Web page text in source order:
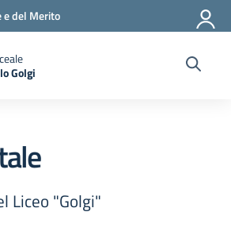
del Merito
Golgi
la pagina iniziale della scuola
Liceo "Golgi"